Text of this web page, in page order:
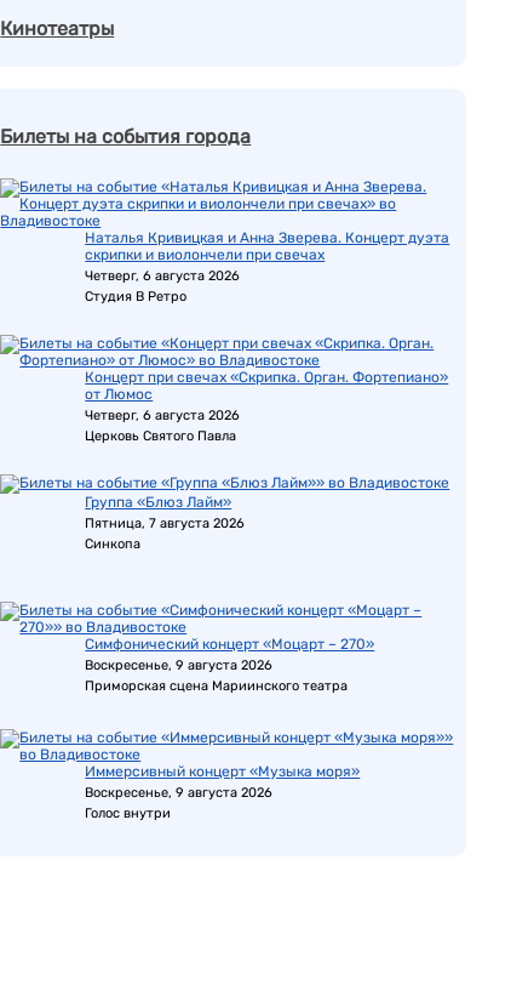
Кинотеатры
Билеты на события города
Наталья Кривицкая и Анна Зверева. Концерт дуэта
скрипки и виолончели при свечах
Четверг, 6 августа 2026
Студия В Ретро
Концерт при свечах «Скрипка. Орган. Фортепиано»
от Люмос
Четверг, 6 августа 2026
Церковь Святого Павла
Группа «Блюз Лайм»
Пятница, 7 августа 2026
Синкопа
Симфонический концерт «Моцарт – 270»
Воскресенье, 9 августа 2026
Приморская сцена Мариинского театра
Иммерсивный концерт «Музыка моря»
Воскресенье, 9 августа 2026
Голос внутри